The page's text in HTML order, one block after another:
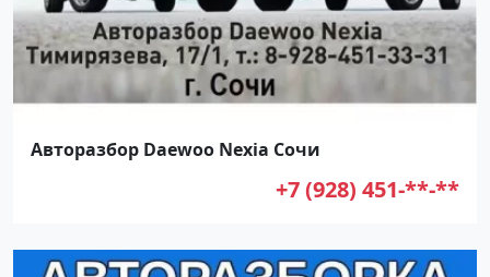
Авторазбор Daewoo Nexia Сочи
+7 (928) 451-**-**